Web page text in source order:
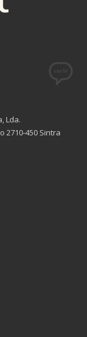
Lda.
2710-450 Sintra